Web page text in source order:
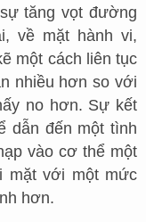
tăng vọt đường
về mặt hành vi,
một cách liên tục
nhiều hơn so với
no hơn. Sự kết
dẫn đến một tình
vào cơ thể một
mặt với một mức
hơn.